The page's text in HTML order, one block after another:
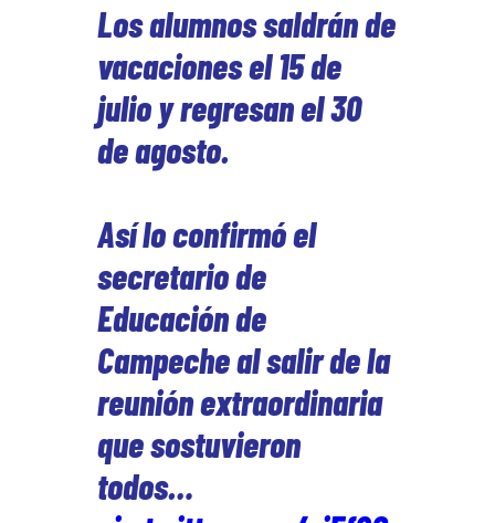
Los alumnos saldrán de
vacaciones el 15 de
julio y regresan el 30
de agosto.
Así lo confirmó el
secretario de
Educación de
Campeche al salir de la
reunión extraordinaria
que sostuvieron
todos…